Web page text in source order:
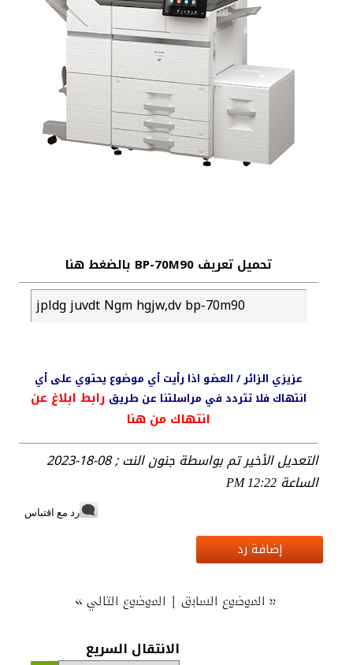
تحميل تعريف BP-70M90 بالضغط هنا
jpldg juvdt Ngm hgjw,dv bp-70m90
عزيزي الزائر / العضو اذا رأيت أي موضوع يحتوي على أي
انتهاك فلا تتردد في مراسلتنا عن طريق رابط ابلاغ عن
انتهاك من هنا
التعديل الأخير تم بواسطة جنون النت ; 08-18-2023
الساعة 12:22 PM
رد مع اقتباس
إضافة رد
« الموضوع السابق| الموضوع التالي»
الانتقال السريع